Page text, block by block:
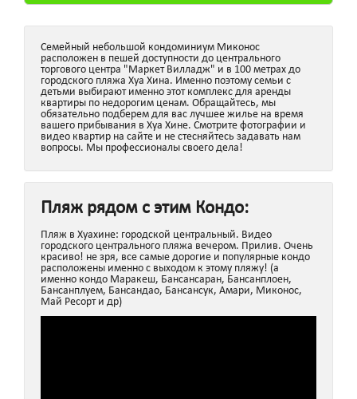
Семейный небольшой кондоминиум Миконос
расположен в пешей доступности до центрального
торгового центра "Маркет Вилладж" и в 100 метрах до
городского пляжа Хуа Хина. Именно поэтому семьи с
детьми выбирают именно этот комплекс для аренды
квартиры по недорогим ценам. Обращайтесь, мы
обязательно подберем для вас лучшее жилье на время
вашего прибывания в Хуа Хине. Смотрите фотографии и
видео квартир на сайте и не стесняйтесь задавать нам
вопросы. Мы профессионалы своего дела!
Пляж рядом с этим Кондо:
Пляж в Хуахине: городской центральный. Видео
городского центрального пляжа вечером. Прилив. Очень
красиво! не зря, все самые дорогие и популярные кондо
расположены именно с выходом к этому пляжу! (а
именно кондо Маракеш, Бансансаран, Бансанплоен,
Бансанплуем, Бансандао, Бансансук, Амари, Миконос,
Май Ресорт и др)